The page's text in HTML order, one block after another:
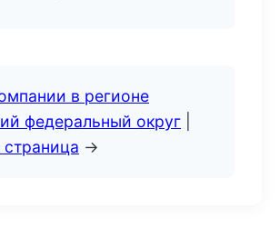
в регионе
федеральный округ
страница →